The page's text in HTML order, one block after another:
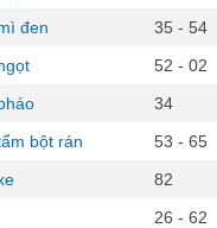
đen
35 - 54
52 - 02
34
bột rán
53 - 65
82
26 - 62